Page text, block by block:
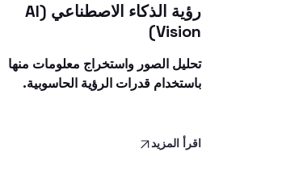
رؤية الذكاء الاصطناعي (AI
Vision)
تحليل الصور واستخراج معلومات منها
باستخدام قدرات الرؤية الحاسوبية.
اقرأ المزيد